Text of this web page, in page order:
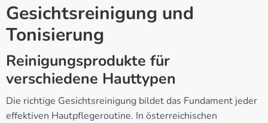
Gesichtsreinigung und
Tonisierung
Reinigungsprodukte für
verschiedene Hauttypen
Die richtige Gesichtsreinigung bildet das Fundament jeder
effektiven Hautpflegeroutine. In österreichischen